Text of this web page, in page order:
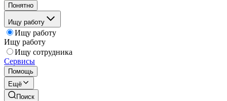
Понятно
Ищу работу
Ищу работу
Ищу работу
Ищу сотрудника
Сервисы
Помощь
Ещё
Поиск